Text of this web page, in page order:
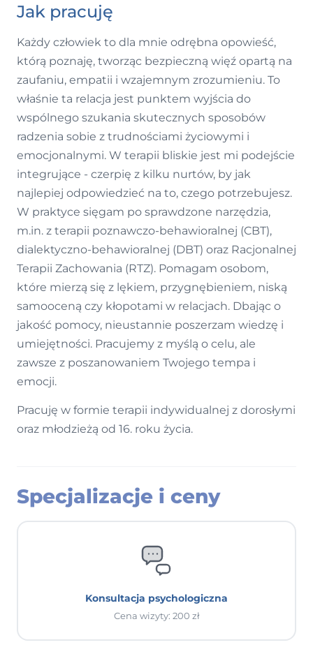
Jak pracuję
Każdy człowiek to dla mnie odrębna opowieść,
którą poznaję, tworząc bezpieczną więź opartą na
zaufaniu, empatii i wzajemnym zrozumieniu. To
właśnie ta relacja jest punktem wyjścia do
wspólnego szukania skutecznych sposobów
radzenia sobie z trudnościami życiowymi i
emocjonalnymi. W terapii bliskie jest mi podejście
integrujące - czerpię z kilku nurtów, by jak
najlepiej odpowiedzieć na to, czego potrzebujesz.
W praktyce sięgam po sprawdzone narzędzia,
m.in. z terapii poznawczo-behawioralnej (CBT),
dialektyczno-behawioralnej (DBT) oraz Racjonalnej
Terapii Zachowania (RTZ). Pomagam osobom,
które mierzą się z lękiem, przygnębieniem, niską
samooceną czy kłopotami w relacjach. Dbając o
jakość pomocy, nieustannie poszerzam wiedzę i
umiejętności. Pracujemy z myślą o celu, ale
zawsze z poszanowaniem Twojego tempa i
emocji.
Pracuję w formie terapii indywidualnej z dorosłymi
oraz młodzieżą od 16. roku życia.
Specjalizacje i ceny
Konsultacja psychologiczna
Cena wizyty: 200 zł